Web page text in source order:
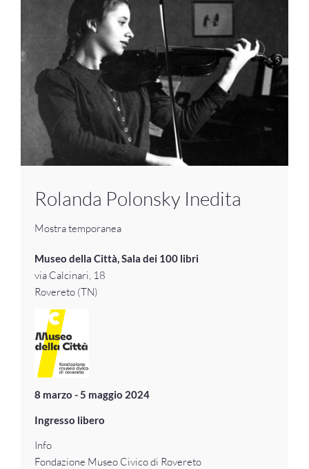
Rolanda Polonsky Inedita
Mostra temporanea
Museo della Città, Sala dei 100 libri
via Calcinari, 18
Rovereto (TN)
8 marzo - 5 maggio 2024
Ingresso libero
Info
Fondazione Museo Civico di Rovereto